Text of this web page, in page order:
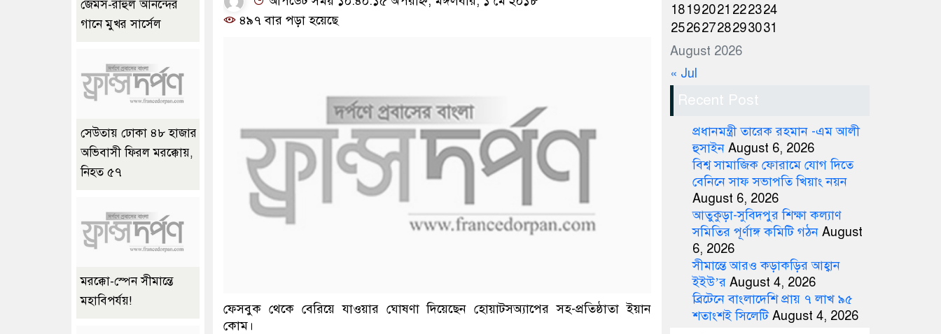
৪৯৭ বার পড়া হয়েছে
ফেসবুক থেকে বেরিয়ে যাওয়ার ঘোষণা দিয়েছেন হোয়াটসঅ্যাপের সহ-প্রতিষ্ঠাতা ইয়ান
কোম।
জেমস-রাহুল আনন্দের
গানে মুখর সার্সেল
সেউতায় ঢোকা ৪৮ হাজার
অভিবাসী ফিরল মরক্কোয়,
নিহত ৫৭
মরক্কো-স্পেন সীমান্তে
মহাবিপর্যয়!
August 2026
18192021 222324
25262728293031
« Jul
Recent Post
প্রধানমন্ত্রী তারেক রহমান -এম আলী
হুসাইন August 6, 2026
বিশ্ব সামাজিক ফোরামে যোগ দিতে
বেনিনে সাফ সভাপতি খিয়াং নয়ন
August 6, 2026
আতুকুড়া-সুবিদপুর শিক্ষা কল্যাণ
সমিতির পূর্ণাঙ্গ কমিটি গঠন August
6, 2026
সীমান্তে আরও কড়াকড়ির আহ্বান
ইইউ’র August 4, 2026
ব্রিটেনে বাংলাদেশি প্রায় ৭ লাখ ৯৫
শতাংশই সিলেটি August 4, 2026